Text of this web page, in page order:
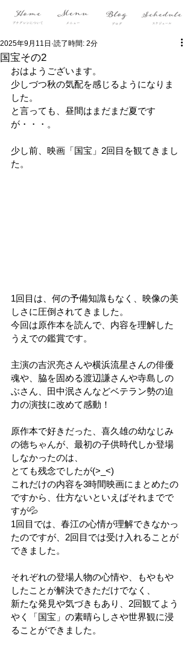
国宝その2
2025年9月11日 読了時間: 2分
おはようございます。
少しづつ秋の気配を感じるようになりま
した。
と言っても、昼間はまだまだ夏です
が・・・。
少し前、映画「国宝」2回目を観てきまし
た。
1回目は、何の予備知識もなく、映像の美
しさに圧倒されてきました。
今回は原作本を読んで、内容を理解した
うえでの鑑賞です。
主演の吉沢亮さんや横浜流星さんの俳優
魂や、脇を固める渡辺謙さんや寺島しの
ぶさん、田中泯さんなどベテラン勢の迫
力の演技に改めて感動！
原作本で好きだった、喜久雄の幼なじみ
の徳ちゃんが、最初の子供時代しか登場
しなかったのは、
とても残念でしたが(>_<)
これだけの内容を3時間映画にまとめたの
ですから、仕方ないといえばそれまでで
すが💦
1回目では、春江の心情が理解できなかっ
たのですが、2回目では受け入れることが
できました。
それぞれの登場人物の心情や、もやもや
したことが解決できただけでなく、
新たな発見や気づきもあり、2回観てよう
やく「国宝」の素晴らしさや世界観に浸
ることができました。